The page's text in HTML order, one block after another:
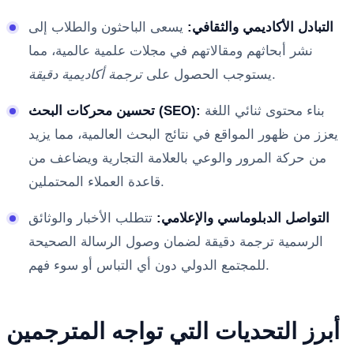
التبادل الأكاديمي والثقافي: يسعى الباحثون والطلاب إلى
نشر أبحاثهم ومقالاتهم في مجلات علمية عالمية، مما
يستوجب الحصول علىترجمة أكاديمية دقيقة .
تحسين محركات البحث (SEO):
يعزز من ظهور المواقع في نتائج البحث العالمية، مما يزيد
من حركة المرور والوعي بالعلامة التجارية ويضاعف من
قاعدة العملاء المحتملين.
التواصل الدبلوماسي والإعلامي: تتطلب الأخبار والوثائق
الرسمية ترجمة دقيقة لضمان وصول الرسالة الصحيحة
للمجتمع الدولي دون أي التباس أو سوء فهم.
أبرز التحديات التي تواجه المترجمين